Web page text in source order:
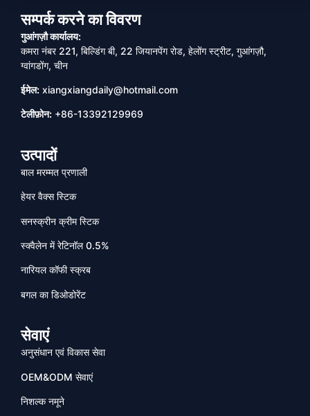
सम्पर्क करने का विवरण
गुआंगज़ौ कार्यालय:
कमरा नंबर 221, बिल्डिंग बी, 22 जियानपेंग रोड, हेलोंग स्ट्रीट, गुआंगज़ौ,
ग्वांगडोंग, चीन
ईमेल: xiangxiangdaily@hotmail.com
टेलीफ़ोन: +86-13392129969
उत्पादों
बाल मरम्मत प्रणाली
हेयर वैक्स स्टिक
सनस्क्रीन क्रीम स्टिक
स्क्वैलेन में रेटिनॉल 0.5%
नारियल कॉफी स्क्रब
बगल का डिओडोरेंट
सेवाएं
अनुसंधान एवं विकास सेवा
OEM&ODM सेवाएं
निशल्क नमूने